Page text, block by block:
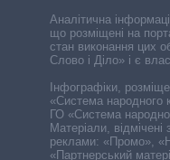
Аналітична
що розміщені на
стан виконання цих
Слово і Діло» і є
Інфографіки,
«Система народного
ГО «Система
Матеріали,
реклами: «Промо»,
«Партнерський